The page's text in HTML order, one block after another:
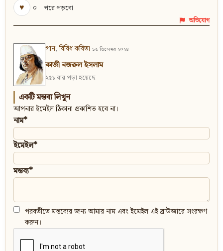
♥
০ পরে পড়বো
অভিযোগ
গান,বিবিধ কবিতা ১৫ ডিসেম্বর ২০২৪
কাজী নজরুল ইসলাম
২৫১ বার পড়া হয়েছে
একটি মন্তব্য লিখুন
আপনার ইমেইল ঠিকানা প্রকাশিত হবে না।
নাম*
ইমেইল*
মন্তব্য*
পরবর্তীতে মন্তব্যের জন্য আমার নাম এবং ইমেইল এই ব্রাউজারে সংরক্ষণ
করুন।